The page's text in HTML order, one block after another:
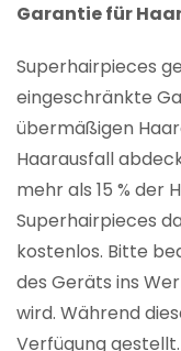
Garantie für
Superhairpieces
eingeschränkte
übermäßigen
Haarausfall
mehr als 15 % der
Superhairpieces
kostenlos. Bitte
des Geräts ins
wird. Während
Verfügung gestellt.